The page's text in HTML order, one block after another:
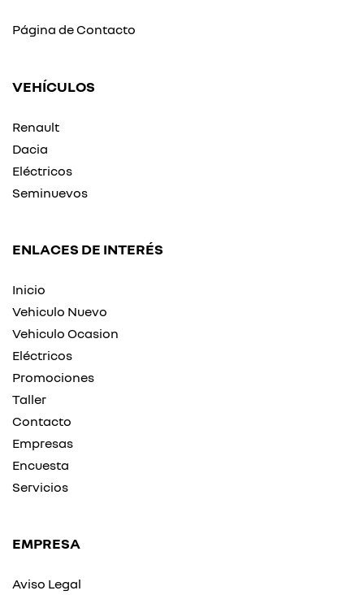
Página de Contacto
VEHÍCULOS
Renault
Dacia
Eléctricos
Seminuevos
ENLACES DE INTERÉS
Inicio
Vehiculo Nuevo
Vehiculo Ocasion
Eléctricos
Promociones
Taller
Contacto
Empresas
Encuesta
Servicios
EMPRESA
Aviso Legal